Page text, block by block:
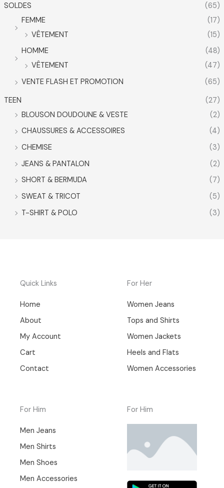
SOLDES
(65)
FEMME
(17)
VÊTEMENT
(15)
HOMME
(48)
VÊTEMENT
(47)
VENTE FLASH ET PROMOTION
(65)
TEEN
(27)
BLOUSON DOUDOUNE & VESTE
(2)
CHAUSSURES & ACCESSOIRES
(4)
CHEMISE
(3)
JEANS & PANTALON
(2)
SHORT & BERMUDA
(7)
SWEAT & TRICOT
(5)
T-SHIRT & POLO
(3)
Quick Links
Home
About
My Account
Cart
Contact
For Her
Women Jeans
Tops and Shirts
Women Jackets
Heels and Flats
Women Accessories
For Him
Men Jeans
Men Shirts
Men Shoes
Men Accessories
For Him